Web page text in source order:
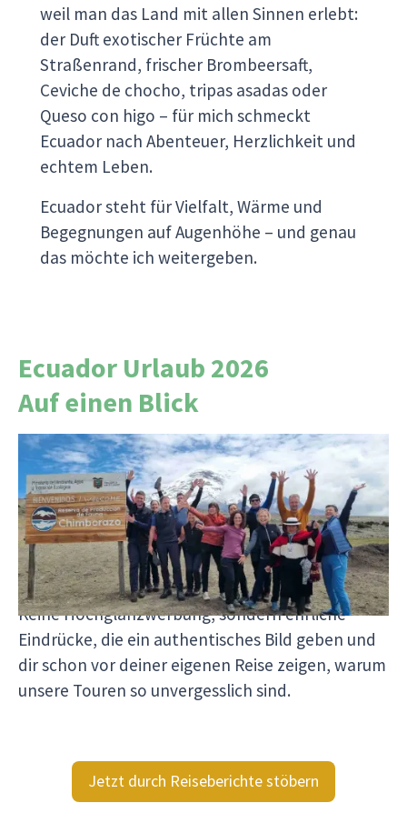
weil man das Land mit allen Sinnen erlebt:
der Duft exotischer Früchte am
Straßenrand, frischer Brombeersaft,
Ceviche de chocho, tripas asadas oder
Queso con higo – für mich schmeckt
Ecuador nach Abenteuer, Herzlichkeit und
echtem Leben.
Ecuador steht für Vielfalt, Wärme und
Begegnungen auf Augenhöhe – und genau
das möchte ich weitergeben.
Ecuador Urlaub 2026
Auf einen Blick
Seit unserer ersten Reise 2002 sind rund 2.000
Reiseberichte von Reiseleitern und Reisenden
entstanden. Jeder Bericht erzählt eine
persönliche Geschichte und zeigt dir, wer mit uns
reist, welche Momente bewegen und wie es sich
wirklich anfühlt, mit Viventura unterwegs zu sein.
Keine Hochglanzwerbung, sondern ehrliche
Eindrücke, die ein authentisches Bild geben und
dir schon vor deiner eigenen Reise zeigen, warum
unsere Touren so unvergesslich sind.
Jetzt durch Reiseberichte stöbern